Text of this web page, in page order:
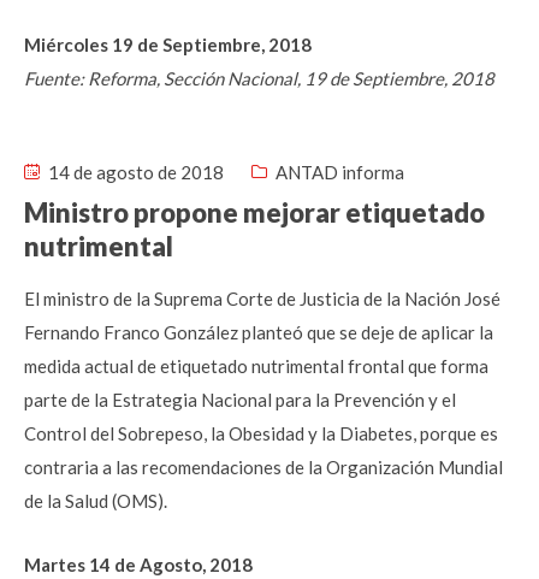
Miércoles 19 de Septiembre, 2018
Fuente: Reforma, Sección Nacional, 19 de Septiembre, 2018
14 de agosto de 2018 ANTAD informa
Ministro propone mejorar etiquetado
nutrimental
El ministro de la Suprema Corte de Justicia de la Nación José
Fernando Franco González planteó que se deje de aplicar la
medida actual de etiquetado nutrimental frontal que forma
parte de la Estrategia Nacional para la Prevención y el
Control del Sobrepeso, la Obesidad y la Diabetes, porque es
contraria a las recomendaciones de la Organización Mundial
de la Salud (OMS).
Martes 14 de Agosto, 2018